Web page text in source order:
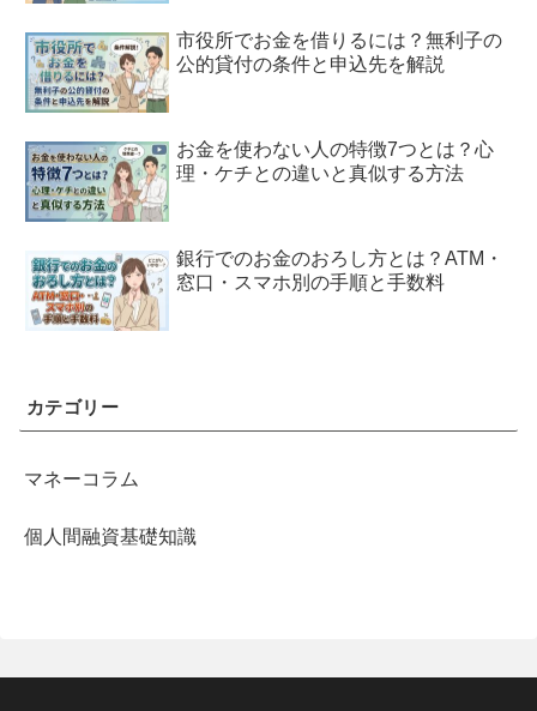
市役所でお金を借りるには？無利子の
公的貸付の条件と申込先を解説
お金を使わない人の特徴7つとは？心
理・ケチとの違いと真似する方法
銀行でのお金のおろし方とは？ATM・
窓口・スマホ別の手順と手数料
カテゴリー
マネーコラム
個人間融資基礎知識